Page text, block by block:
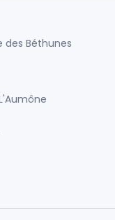
des Béthunes